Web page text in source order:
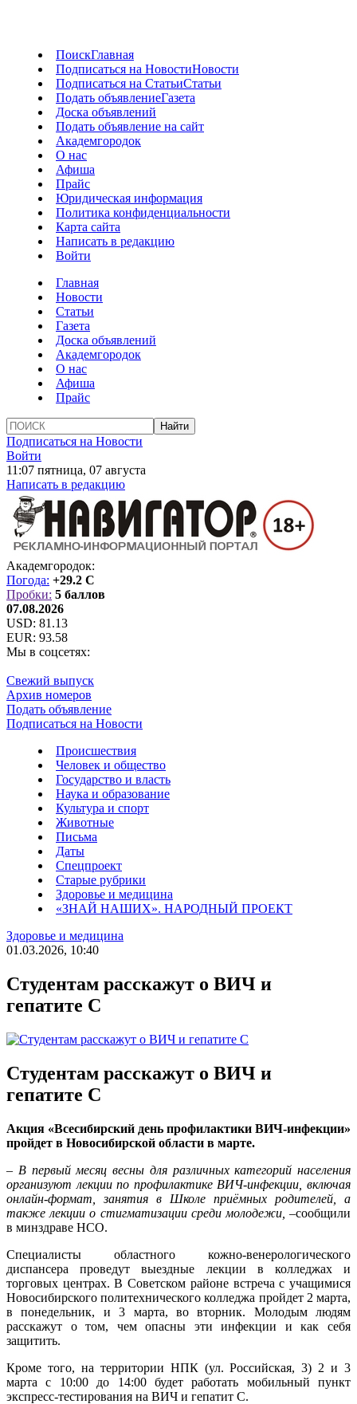
ПоискГлавная
Подписаться на НовостиНовости
Подписаться на СтатьиСтатьи
Подать объявлениеГазета
Доска объявлений
Подать объявление на сайт
Академгородок
О нас
Афиша
Прайс
Юридическая информация
Политика конфиденциальности
Карта сайта
Написать в редакцию
Войти
Главная
Новости
Статьи
Газета
Доска объявлений
Академгородок
О нас
Афиша
Прайс
Подписаться на Новости
Войти
11:07 пятница, 07 августа
Написать в редакцию
Академгородок:
Погода: +29.2 C
Пробки: 5 баллов
07.08.2026
USD: 81.13
EUR: 93.58
Мы в соцсетях:
Свежий выпуск
Архив номеров
Подать объявление
Подписаться на Новости
Происшествия
Человек и общество
Государство и власть
Наука и образование
Культура и спорт
Животные
Письма
Даты
Спецпроект
Старые рубрики
Здоровье и медицина
«ЗНАЙ НАШИХ». НАРОДНЫЙ ПРОЕКТ
Здоровье и медицина
01.03.2026, 10:40
Студентам расскажут о ВИЧ и
гепатите С
Студентам расскажут о ВИЧ и
гепатите С
Акция «Всесибирский день профилактики ВИЧ-инфекции»
пройдет в Новосибирской области в марте.
– В первый месяц весны для различных категорий населения
организуют лекции по профилактике ВИЧ-инфекции, включая
онлайн-формат, занятия в Школе приёмных родителей, а
также лекции о стигматизации среди молодежи, –сообщили
в минздраве НСО.
Специалисты областного кожно-венерологического
диспансера проведут выездные лекции в колледжах и
торговых центрах. В Советском районе встреча с учащимися
Новосибирского политехнического колледжа пройдет 2 марта,
в понедельник, и 3 марта, во вторник. Молодым людям
расскажут о том, чем опасны эти инфекции и как себя
защитить.
Кроме того, на территории НПК (ул. Российская, 3) 2 и 3
марта с 10:00 до 14:00 будет работать мобильный пункт
экспресс-тестирования на ВИЧ и гепатит С.